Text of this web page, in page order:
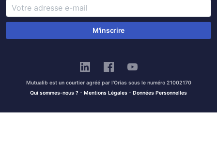
M'inscrire
Mutualib est un courtier agréé par l'Orias sous le numéro 21002170
Qui sommes-nous ? - Mentions Légales - Données Personnelles